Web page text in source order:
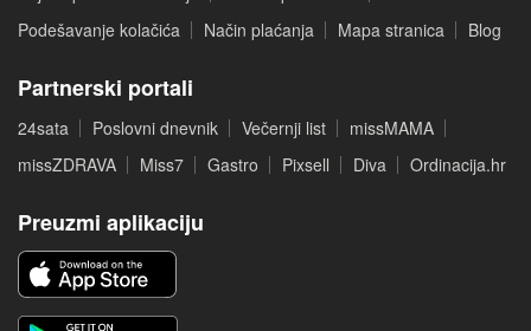
Podešavanje kolačića
Način plaćanja Mapa stranica Blog
Partnerski portali
24sata Poslovni dnevnik Večernji list
missMAMA
missZDRAVA
Miss7 Gastro Pixsell Diva Ordinacija.hr
Preuzmi aplikaciju